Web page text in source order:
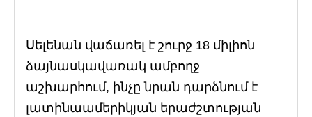
Սելենան վաճառել է շուրջ 18 միլիոն
ձայնասկավառակ ամբողջ
աշխարհում, ինչը նրան դարձնում է
լատինաամերիկյան երաժշտության